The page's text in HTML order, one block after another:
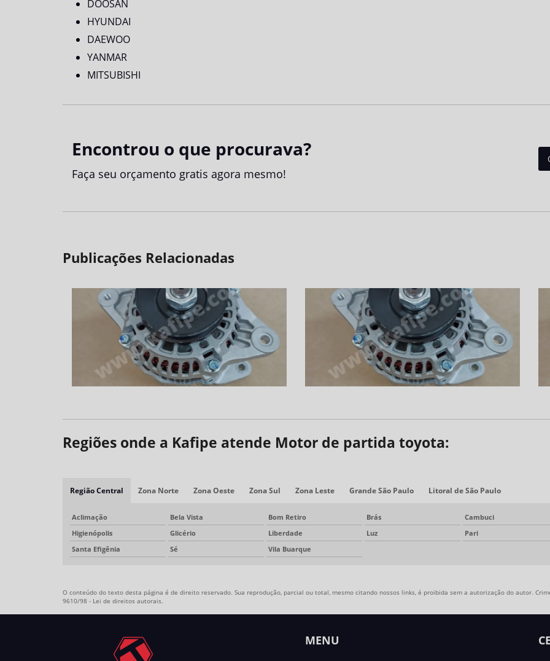
DOOSAN
HYUNDAI
DAEWOO
YANMAR
MITSUBISHI
Encontrou o que procurava?
Faça seu orçamento gratis agora mesmo!
Publicações Relacionadas
Regiões onde a Kafipe atende Motor de partida toyota:
Região Central Zona Norte Zona Oeste Zona Sul Zona Leste Grande São Paulo Litoral de São Paulo
Aclimação Bela Vista Bom Retiro Brás Cambuci
Higienópolis
Glicério Liberdade Luz Pari
Santa Efigênia
Sé Vila Buarque
O conteúdo do texto desta página é de direito reservado. Sua reprodução, parcial ou total, mesmo citando nossos links, é proibida sem a autorização do autor.
9610/98 - Lei de direitos autorais.
MENU